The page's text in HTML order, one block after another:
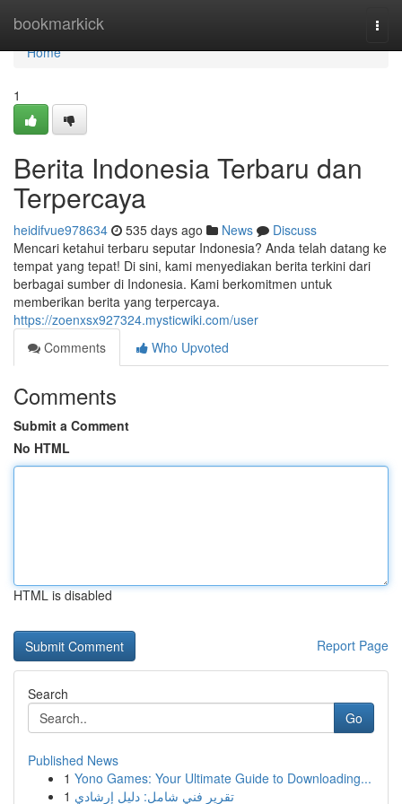
bookmarkick
Home
Home
1
Berita Indonesia Terbaru dan
Terpercaya
heidifvue978634 535 days ago News
Discuss
Mencari ketahui terbaru seputar Indonesia? Anda telah datang ke
tempat yang tepat! Di sini, kami menyediakan berita terkini dari
berbagai sumber di Indonesia. Kami berkomitmen untuk
memberikan berita yang terpercaya.
https://zoenxsx927324.mysticwiki.com/user
Comments
Who Upvoted
Comments
Submit a Comment
No HTML
HTML is disabled
Report Page
Search
Go
Published News
1 Yono Games: Your Ultimate Guide to Downloading...
1 تقرير فني شامل: دليل إرشادي